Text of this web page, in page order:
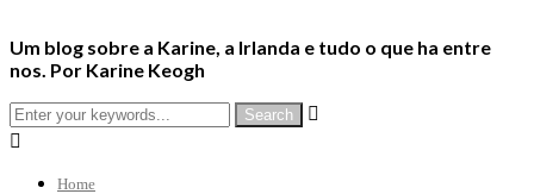
Um blog sobre a Karine, a Irlanda e tudo o que ha entre
nos. Por Karine Keogh


Home